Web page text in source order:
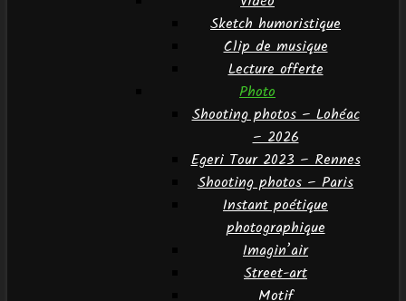
Sketch humoristique
Clip de musique
Lecture offerte
Photo
Shooting photos – Lohéac
– 2026
Egeri Tour 2023 – Rennes
Shooting photos – Paris
Instant poétique
photographique
Imagin’air
Street-art
Motif